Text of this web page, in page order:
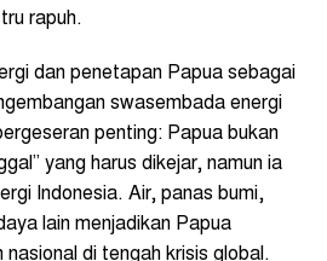
rapuh.
dan penetapan Papua sebagai
swasembada energi
penting: Papua bukan
yang harus dikejar, namun ia
Indonesia. Air, panas bumi,
lain menjadikan Papua
nasional di tengah krisis global.